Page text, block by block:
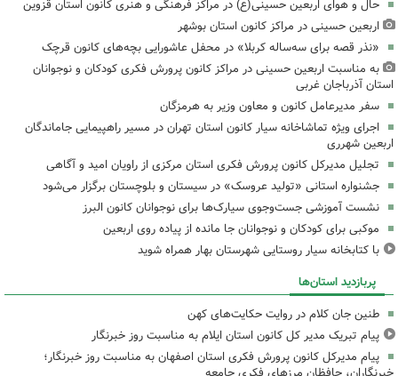
حال و هوای اربعین حسینی(ع) در مراکز فرهنگی و هنری کانون استان قزوین
اربعین حسینی در مراکز کانون استان بوشهر
«نذر قصه برای سه‌ساله کربلا» در محفل عاشورایی بچه‌های کانون قرچک
به مناسبت اربعین حسینی در مراکز کانون پرورش فکری کودکان و نوجوانان
استان آذرباجان غربی
سفر مدیرعامل کانون و معاون وزیر به هرمزگان
اجرای ویژه تماشاخانه سیار کانون استان تهران در مسیر راهپیمایی جاماندگان
اربعین شهرری
تجلیل مدیرکل کانون پرورش فکری استان مرکزی از راویان امید و آگاهی
جشنواره استانی «تولید عروسک» در سیستان و بلوچستان برگزار می‌شود
نشست آموزشی جست‌وجوی سیارک‌ها برای نوجوانان کانون البرز
موکبی برای کودکان و نوجوانان جا مانده از پیاده روی اربعین
با کتابخانه سیار روستایی شهرستان بهار همراه شوید
پربازدید استان‌ها
طنین جان کلام در روایت حکایت‌های کهن
پیام تبریک مدیر کل کانون استان ایلام به مناسبت روز خبرنگار
پیام مدیرکل کانون پرورش فکری استان اصفهان به مناسبت روز خبرنگار؛